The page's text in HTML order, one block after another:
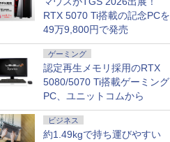
RTX 5070 Ti搭載の記念PCを
49万9,800円で発売
ゲーミング
認定再生メモリ採用のRTX
5080/5070 Ti搭載ゲーミング
PC、ユニットコムから
ビジネス
約1.49kgで持ち運びやすい